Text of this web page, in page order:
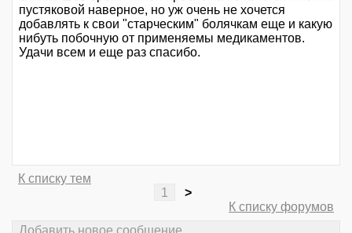
пустяковой наверное, но уж очень не хочется
добавлять к свои "старческим" болячкам еще и какую
нибуть побочную от применяемы медикаментов.
Удачи всем и еще раз спасибо.
К списку тем
1
>
К списку форумов
Добавить новое сообщение